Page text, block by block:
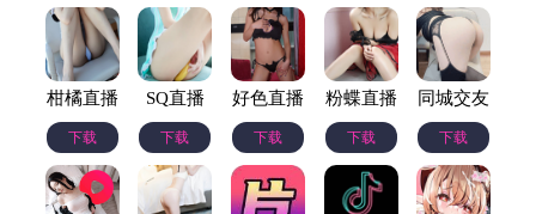
柑橘直播
下载
SQ直播
下载
好色直播
下载
粉蝶直播
下载
同城交友
下载